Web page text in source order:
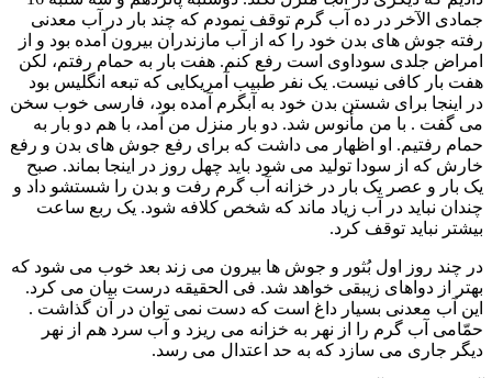
جمادی الآخر در ده آب گرم توقف نمودم که چند بار در آب معدنی
رفته جوش های بدن خود را که از آب مازندران بيرون آمده بود و از
امراض جلدی سوداوی است رفع کنم. هفت بار به حمام رفتم، لکن
هفت بار کافی نيست. يک نفر طبيب آمريکايی که تبعه انگليس بود
در اينجا برای شستن بدن خود به آبگرم آمده بود، فارسی خوب سخن
می گفت . با من مأنوس شد. دو بار منزل من آمد، با هم دو بار به
حمام رفتيم. او اظهار می داشت که برای رفع جوش های بدن و رفع
خارش که از سودا توليد می شود بايد چهل روز در اينجا بماند. صبح
يک بار و عصر يک بار در خزانه آب گرم رفت و بدن را شستشو داد و
چندان نبايد در آب زياد ماند که شخص کلافه شود. يک ربع ساعت
بيشتر نبايد توقف کرد.
در چند روز اول بُثور و جوش ها بيرون می زند بعد خوب می شود که
بهتر از دواهای زيبقی خواهد شد. فی الحقيقه درست بيان می کرد.
اين آب معدنی بسيار داغ است که دست نمی توان در آن گذاشت .
حمّامی آب گرم را از نهر به خزانه می ريزد و آب سرد هم از نهر
ديگر جاری می سازد که به حد اعتدال می رسد.